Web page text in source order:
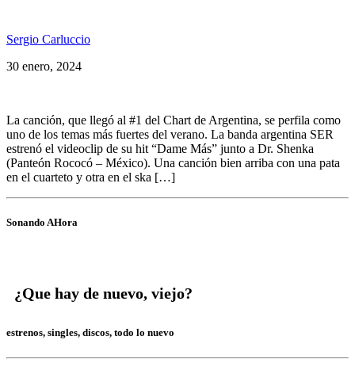
Sergio Carluccio
30 enero, 2024
La canción, que llegó al #1 del Chart de Argentina, se perfila como
uno de los temas más fuertes del verano. La banda argentina SER
estrenó el videoclip de su hit “Dame Más” junto a Dr. Shenka
(Panteón Rococó – México). Una canción bien arriba con una pata
en el cuarteto y otra en el ska […]
Sonando AHora
¿Que hay de nuevo, viejo?
estrenos, singles, discos, todo lo nuevo